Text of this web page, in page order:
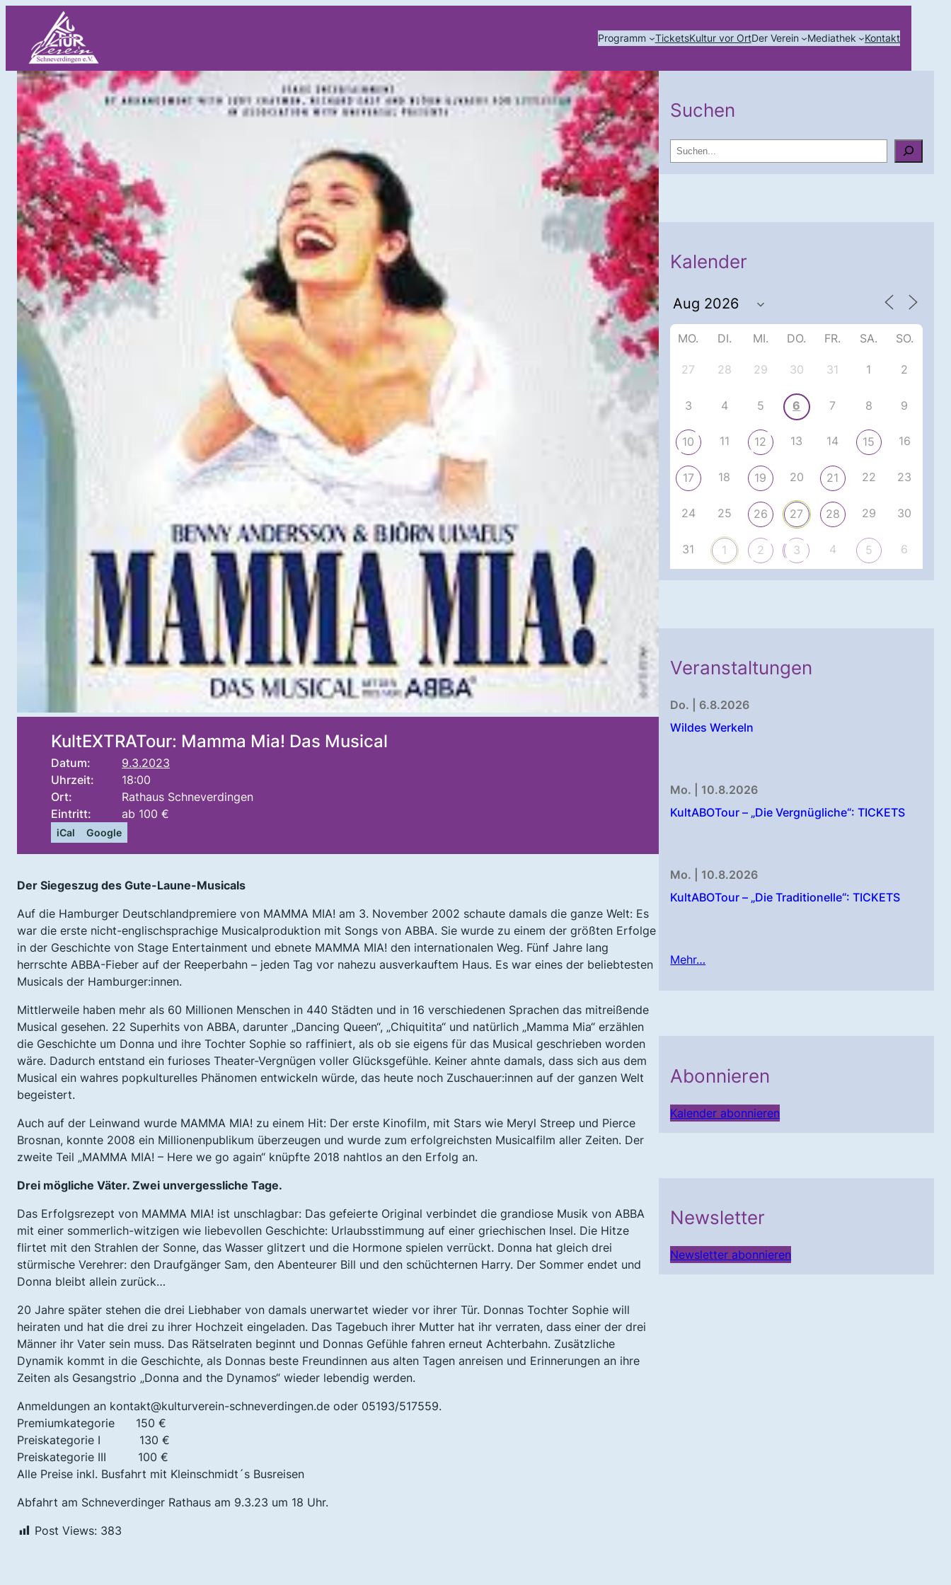
Programm TicketsKultur vor OrtDer Verein Mediathek Kontakt
KultEXTRATour: Mamma Mia! Das Musical
Datum:
9.3.2023
Uhrzeit:
18:00
Ort:
Rathaus Schneverdingen
Eintritt:
ab 100 €
iCal Google
Der Siegeszug des Gute-Laune-Musicals
Auf die Hamburger Deutschlandpremiere von MAMMA MIA! am 3. November 2002 schaute damals die ganze Welt: Es
war die erste nicht-englischsprachige Musicalproduktion mit Songs von ABBA. Sie wurde zu einem der größten Erfolge
in der Geschichte von Stage Entertainment und ebnete MAMMA MIA! den internationalen Weg. Fünf Jahre lang
herrschte ABBA-Fieber auf der Reeperbahn – jeden Tag vor nahezu ausverkauftem Haus. Es war eines der beliebtesten
Musicals der Hamburger:innen.
Mittlerweile haben mehr als 60 Millionen Menschen in 440 Städten und in 16 verschiedenen Sprachen das mitreißende
Musical gesehen. 22 Superhits von ABBA, darunter „Dancing Queen“, „Chiquitita“ und natürlich „Mamma Mia“ erzählen
die Geschichte um Donna und ihre Tochter Sophie so raffiniert, als ob sie eigens für das Musical geschrieben worden
wäre. Dadurch entstand ein furioses Theater-Vergnügen voller Glücksgefühle. Keiner ahnte damals, dass sich aus dem
Musical ein wahres popkulturelles Phänomen entwickeln würde, das heute noch Zuschauer:innen auf der ganzen Welt
begeistert.
Auch auf der Leinwand wurde MAMMA MIA! zu einem Hit: Der erste Kinofilm, mit Stars wie Meryl Streep und Pierce
Brosnan, konnte 2008 ein Millionenpublikum überzeugen und wurde zum erfolgreichsten Musicalfilm aller Zeiten. Der
zweite Teil „MAMMA MIA! – Here we go again“ knüpfte 2018 nahtlos an den Erfolg an.
Drei mögliche Väter. Zwei unvergessliche Tage.
Das Erfolgsrezept von MAMMA MIA! ist unschlagbar: Das gefeierte Original verbindet die grandiose Musik von ABBA
mit einer sommerlich-witzigen wie liebevollen Geschichte: Urlaubsstimmung auf einer griechischen Insel. Die Hitze
flirtet mit den Strahlen der Sonne, das Wasser glitzert und die Hormone spielen verrückt. Donna hat gleich drei
stürmische Verehrer: den Draufgänger Sam, den Abenteurer Bill und den schüchternen Harry. Der Sommer endet und
Donna bleibt allein zurück…
20 Jahre später stehen die drei Liebhaber von damals unerwartet wieder vor ihrer Tür. Donnas Tochter Sophie will
heiraten und hat die drei zu ihrer Hochzeit eingeladen. Das Tagebuch ihrer Mutter hat ihr verraten, dass einer der drei
Männer ihr Vater sein muss. Das Rätselraten beginnt und Donnas Gefühle fahren erneut Achterbahn. Zusätzliche
Dynamik kommt in die Geschichte, als Donnas beste Freundinnen aus alten Tagen anreisen und Erinnerungen an ihre
Zeiten als Gesangstrio „Donna and the Dynamos“ wieder lebendig werden.
Anmeldungen an kontakt@kulturverein-schneverdingen.de oder 05193/517559.
Premiumkategorie 150 €
Preiskategorie I 130 €
Preiskategorie III 100 €
Alle Preise inkl. Busfahrt mit Kleinschmidt´s Busreisen
Abfahrt am Schneverdinger Rathaus am 9.3.23 um 18 Uhr.
Post Views: 383
Suchen
u
Kalender
MO. DI. MI. DO. FR. SA. SO.
27 28 29 30 31 1 2
3 4 5 6 7 8 9
10 11 12 13 14 15 16
17 18 19 20 21 22 23
24 25 26 27 28 29 30
31 1 2 3 4 5 6
Veranstaltungen
Do. | 6.8.2026
Wildes Werkeln
Mo. | 10.8.2026
KultABOTour – „Die Vergnügliche“: TICKETS
Mo. | 10.8.2026
KultABOTour – „Die Traditionelle“: TICKETS
Mehr…
Abonnieren
Kalender abonnieren
Newsletter
Newsletter abonnieren